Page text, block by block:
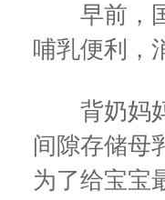
早前，国
哺乳便利，
背奶妈妈
间隙存储母
为了给宝宝